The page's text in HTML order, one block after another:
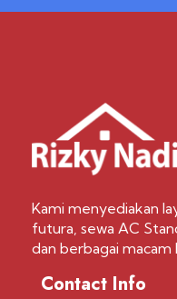
Kami menyediakan
futura, sewa AC
dan berbagai
Contact Info